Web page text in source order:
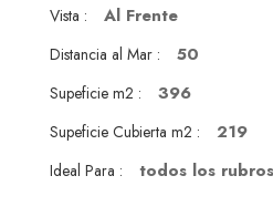
Vista : Al Frente
Distancia al Mar : 50
Supeficie m2 : 396
Supeficie Cubierta m2 : 219
Ideal Para : todos los rubros